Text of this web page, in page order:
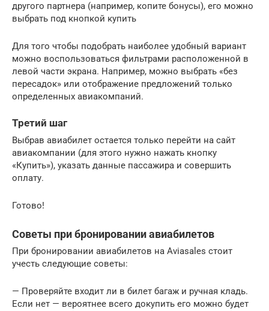
другого партнера (например, копите бонусы), его можно
выбрать под кнопкой купить
Для того чтобы подобрать наиболее удобный вариант
можно воспользоваться фильтрами расположенной в
левой части экрана. Например, можно выбрать «без
пересадок» или отображение предложений только
определенных авиакомпаний.
Третий шаг
Выбрав авиабилет остается только перейти на сайт
авиакомпании (для этого нужно нажать кнопку
«Купить»), указать данные пассажира и совершить
оплату.
Готово!
Советы при бронировании авиабилетов
При бронировании авиабилетов на Aviasales стоит
учесть следующие советы:
— Проверяйте входит ли в билет багаж и ручная кладь.
Если нет — вероятнее всего докупить его можно будет